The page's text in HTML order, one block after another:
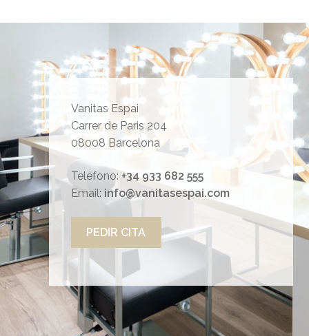
Vanitas Espai
Carrer de Paris 204
08008 Barcelona
Teléfono: +34 933 682 555
Email: info@vanitasespai.com
PEDIR CITA